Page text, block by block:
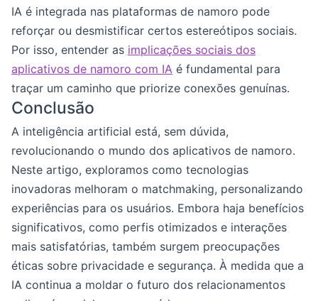
IA é integrada nas plataformas de namoro pode
reforçar ou desmistificar certos estereótipos sociais.
Por isso, entender as implicações sociais dos
aplicativos de namoro com IA é fundamental para
traçar um caminho que priorize conexões genuínas.
Conclusão
A inteligência artificial está, sem dúvida,
revolucionando o mundo dos aplicativos de namoro.
Neste artigo, exploramos como tecnologias
inovadoras melhoram o matchmaking, personalizando
experiências para os usuários. Embora haja benefícios
significativos, como perfis otimizados e interações
mais satisfatórias, também surgem preocupações
éticas sobre privacidade e segurança. À medida que a
IA continua a moldar o futuro dos relacionamentos